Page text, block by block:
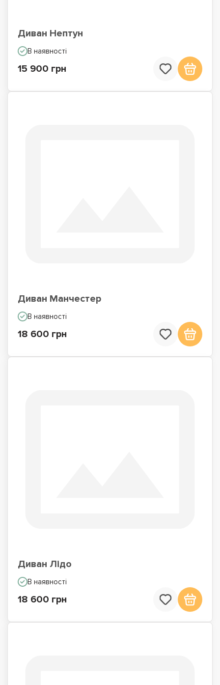
Диван Нептун
В наявності
15 900 грн
Диван Манчестер
В наявності
18 600 грн
Диван Лідо
В наявності
18 600 грн